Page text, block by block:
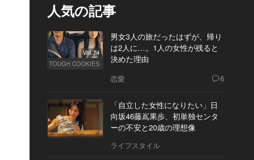
人気の記事
Vol.74
TOUGH COOKIES
男女3人の旅だったはずが、帰り
は2人に…。1人の女性が残ると
決めた理由
恋愛 6
「自立した女性になりたい」日
向坂46藤嶌果歩、初単独センタ
ーの不安と20歳の理想像
ライフスタイル